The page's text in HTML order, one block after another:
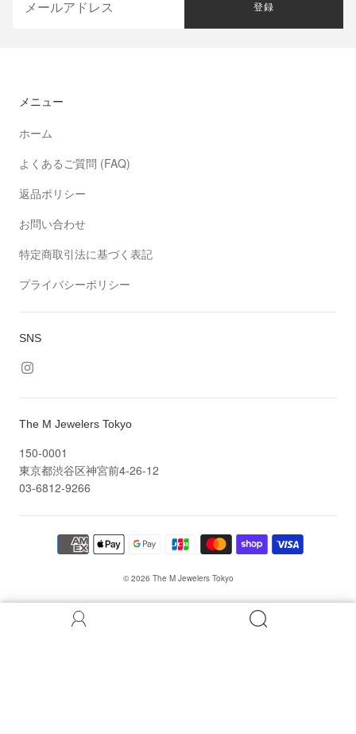
登録
メニュー
ホーム
よくあるご質問 (FAQ)
返品ポリシー
お問い合わせ
特定商取引法に基づく表記
プライバシーポリシー
SNS
The M Jewelers Tokyo
150-0001
東京都渋谷区神宮前4-26-12
03-6812-9266
© 2026 The M Jewelers Tokyo